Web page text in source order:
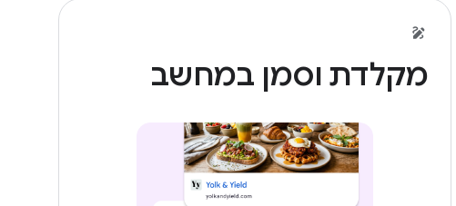
מקלדת וסמן במחשב